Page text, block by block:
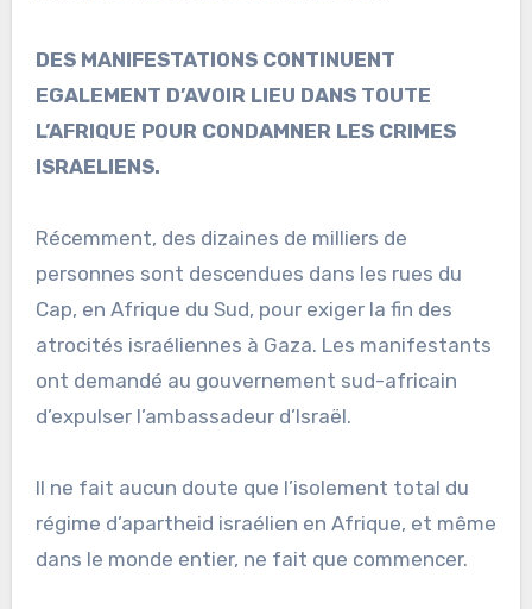
DES MANIFESTATIONS CONTINUENT
EGALEMENT D’AVOIR LIEU DANS TOUTE
L’AFRIQUE POUR CONDAMNER LES CRIMES
ISRAELIENS.
Récemment, des dizaines de milliers de
personnes sont descendues dans les rues du
Cap, en Afrique du Sud, pour exiger la fin des
atrocités israéliennes à Gaza. Les manifestants
ont demandé au gouvernement sud-africain
d’expulser l’ambassadeur d’Israël.
Il ne fait aucun doute que l’isolement total du
régime d’apartheid israélien en Afrique, et même
dans le monde entier, ne fait que commencer.